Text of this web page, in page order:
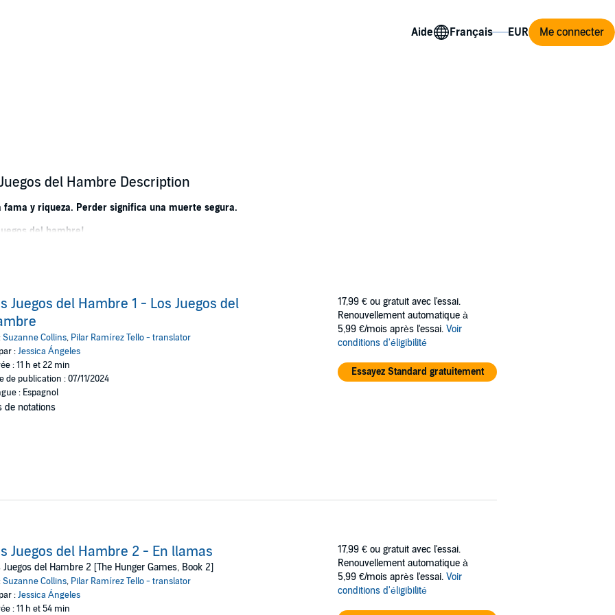
Aide Me connecter
del Hambre Description
fama y riqueza. Perder significa una muerte segura.
del hambre!
todos los tiempos según la revista
chicos y doce chicas se ven obligados a participar en un reality show llamado Los Juegos del Hambre. Solo hay una
años se presenta voluntaria para ocupar el lugar de su hermana en los juegos, lo entiende como una condena a
de cerca y la supervivencia forma parte de su naturaleza.
la voz oficial de Jennifer Lawrence en español latino.
House Grupo Editorial, S.A.U.
Juegos del Hambre 1 - Los Juegos del
Suzanne Collins, Pilar Ramírez Tello - translator
:Jessica Ángeles
: 11 h et 22 min
de publication : 07/11/2024
: Espagnol
de notations
17,99 € ou gratuit avec l'essai.
Renouvellement automatique à
5,99 €/mois après l'essai. Voir
conditions d'éligibilité
Essayez Standard gratuitement
Juegos del Hambre 2 - En llamas
Juegos del Hambre 2 [The Hunger Games, Book 2]
Suzanne Collins, Pilar Ramírez Tello - translator
:Jessica Ángeles
: 11 h et 54 min
17,99 € ou gratuit avec l'essai.
Renouvellement automatique à
5,99 €/mois après l'essai. Voir
conditions d'éligibilité